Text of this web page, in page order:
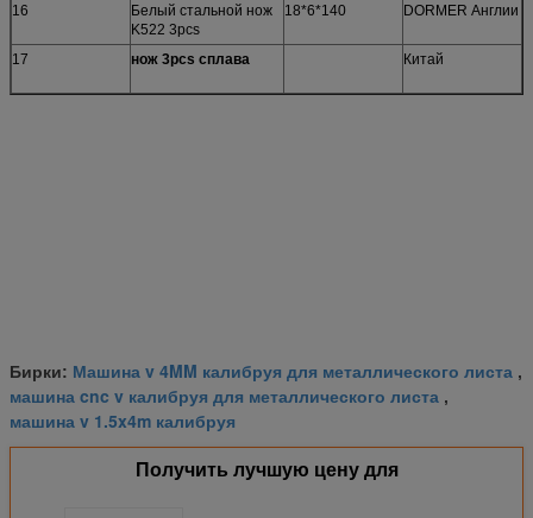
16
Белый стальной нож
K522 3pcs
18*6*140 DORMER Англии
17 нож 3pcs сплава Китай
Бирки: Машина v 4MM калибруя для металлического листа ,
машина cnc v калибруя для металлического листа ,
машина v 1.5x4m калибруя
Получить лучшую цену для